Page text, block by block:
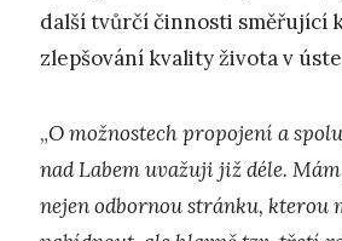
další tvůrčí činnosti směřující
zlepšování kvality života v
„Omožnostech propojení a
nad Labem uvažuji již déle.
nejen odbornou stránku, kterou